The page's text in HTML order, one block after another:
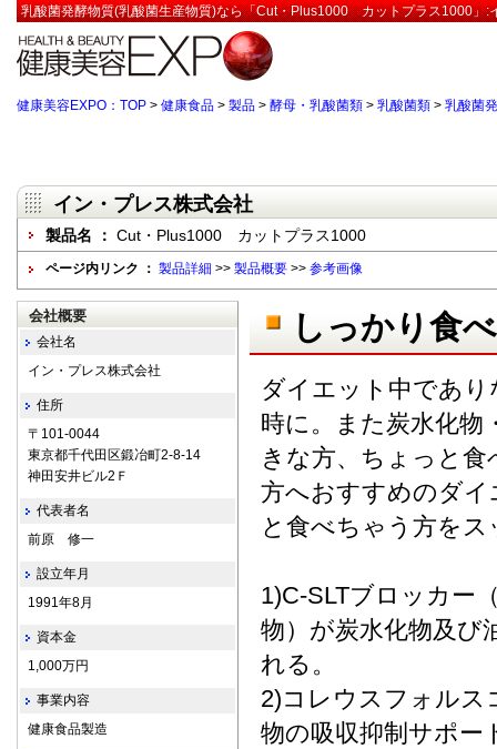
乳酸菌発酵物質(乳酸菌生産物質)なら「Cut・Plus1000 カットプラス1000」:
健康美容EXPO：TOP > 健康食品 > 製品 > 酵母・乳酸菌類 > 乳酸菌類 > 乳酸菌
イン・プレス株式会社
製品名 ： Cut・Plus1000 カットプラス1000
ページ内リンク ： 製品詳細 >> 製品概要 >> 参考画像
しっかり食
ダイエット中であ
時に。また炭水化物
きな方、ちょっと
方へおすすめのダイ
と食べちゃう方を
1)C-SLTブロッカー
物）が炭水化物及び
れる。
2)コレウスフォルス
物の吸収抑制サポー
会社概要
会社名
イン・プレス株式会社
住所
〒101-0044
東京都千代田区鍛冶町2-8-14
神田安井ビル2Ｆ
代表者名
前原 修一
設立年月
1991年8月
資本金
1,000万円
事業内容
健康食品製造